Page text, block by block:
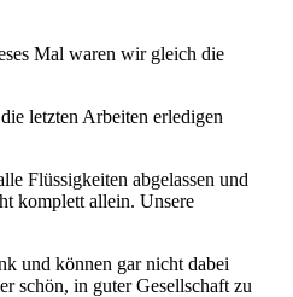
Mal waren wir gleich die
letzten Arbeiten erledigen
Flüssigkeiten abgelassen und
komplett allein. Unsere
und können gar nicht dabei
schön, in guter Gesellschaft zu